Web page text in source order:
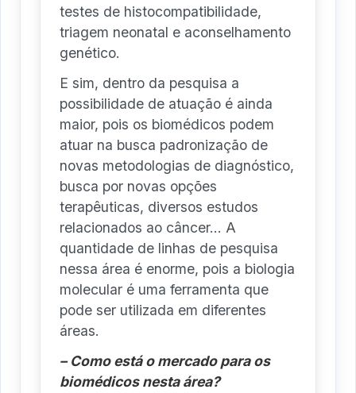
testes de histocompatibilidade,
triagem neonatal e aconselhamento
genético.
E sim, dentro da pesquisa a
possibilidade de atuação é ainda
maior, pois os biomédicos podem
atuar na busca padronização de
novas metodologias de diagnóstico,
busca por novas opções
terapêuticas, diversos estudos
relacionados ao câncer… A
quantidade de linhas de pesquisa
nessa área é enorme, pois a biologia
molecular é uma ferramenta que
pode ser utilizada em diferentes
áreas.
– Como está o mercado para os
biomédicos nesta área?